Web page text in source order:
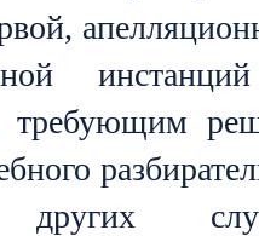
требующим